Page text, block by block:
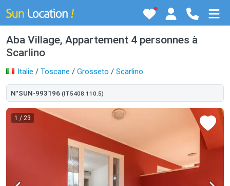
Aba Village, Appartement 4 personnes à
Scarlino
Italie / Toscane / Grosseto / Scarlino
N°SUN-993196 (IT5408.110.5)
1 / 23